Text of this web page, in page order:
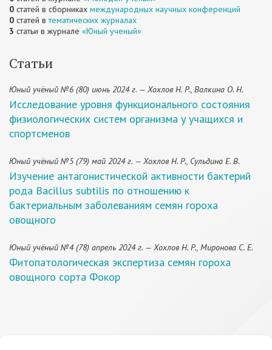
0 статей в сборниках международных научных конференций
0 статей втематических журналах
3 статьи в журнале «Юный ученый»
Статьи
Юный учёный №6 (80) июнь 2024 г. — Хохлов Н. Р., Валкина О. Н.
Исследование уровня функционального состояния
физиологических систем организма у учащихся и
спортсменов
Юный учёный №5 (79) май 2024 г. — Хохлов Н. Р., Сульдина Е. В.
Изучение антагонистической активности бактерий
рода Bacillus subtilis по отношению к
бактериальным заболеваниям семян гороха
овощного
Юный учёный №4 (78) апрель 2024 г. — Хохлов Н. Р., Миронова С. Е.
Фитопатологическая экспертиза семян гороха
овощного сорта Фокор